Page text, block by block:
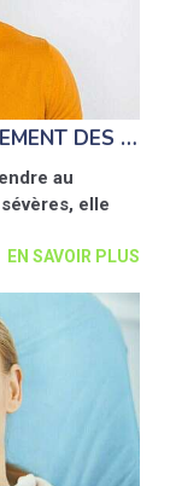
LES PARODONTITES (DÉCHAUSSEMENT DES DENTS)
au
elle
EN SAVOIR PLUS